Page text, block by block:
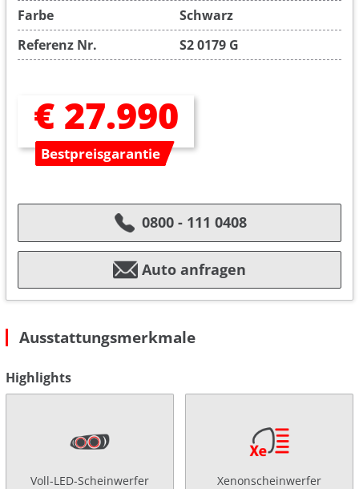
Farbe
Schwarz
Referenz Nr.
S2 0179 G
€ 27.990
Bestpreisgarantie
0800 - 111 0408
Auto anfragen
Ausstattungsmerkmale
Highlights
Voll-LED-Scheinwerfer Xenonscheinwerfer